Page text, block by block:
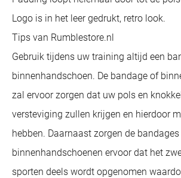
Logo is in het leer gedrukt, retro look.
Tips van Rumblestore.nl
Gebruik tijdens uw training altijd een
binnenhandschoen. De bandage of
zal ervoor zorgen dat uw pols en
versteviging zullen krijgen en hierdoor
hebben. Daarnaast zorgen de bandages
binnenhandschoenen ervoor dat het
sporten deels wordt opgenomen